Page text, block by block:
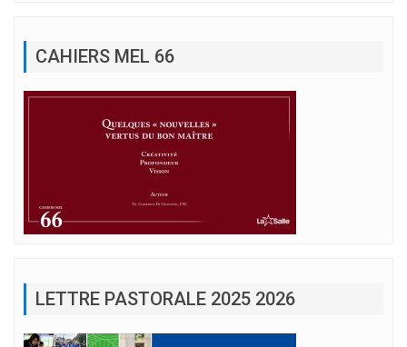
CAHIERS MEL 66
LETTRE PASTORALE 2025 2026